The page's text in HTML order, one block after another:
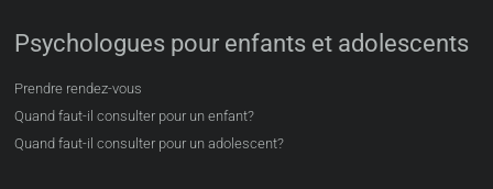
Psychologues pour enfants et adolescents
Prendre rendez-vous
Quand faut-il consulter pour un enfant?
Quand faut-il consulter pour un adolescent?